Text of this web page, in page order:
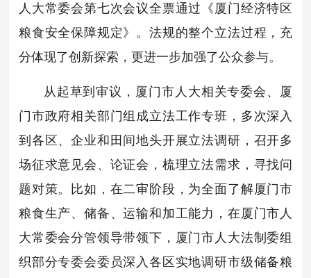
人大常委会第七次会议全票通过《厦门经济特区
粮食安全保障规定》。法规的整个立法过程，充
分体现了创新探索，更进一步加强了公众参与。
从起草到审议，厦门市人大相关专委会、厦
门市政府相关部门组成立法工作专班，多次深入
到各区、企业和田间地头开展立法调研，召开多
场征求意见会、论证会，梳理立法需求，寻找问
题对策。比如，在二审阶段，为全面了解厦门市
粮食生产、储备、运输和加工能力，在厦门市人
大常委会分管领导带领下，厦门市人大法制委组
织部分专委会委员深入各区实地调研市级储备粮